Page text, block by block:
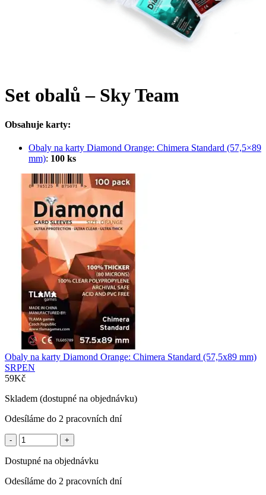
Set obalů – Sky Team
Obsahuje karty:
Obaly na karty Diamond Orange: Chimera Standard (57,5×89
mm): 100 ks
Obaly na karty Diamond Orange: Chimera Standard (57,5x89 mm)
SRPEN
59Kč
Skladem (dostupné na objednávku)
Odesíláme do 2 pracovních dní
Obaly
na
karty
Orange:
Dostupné na objednávku
Odesíláme do 2 pracovních dní